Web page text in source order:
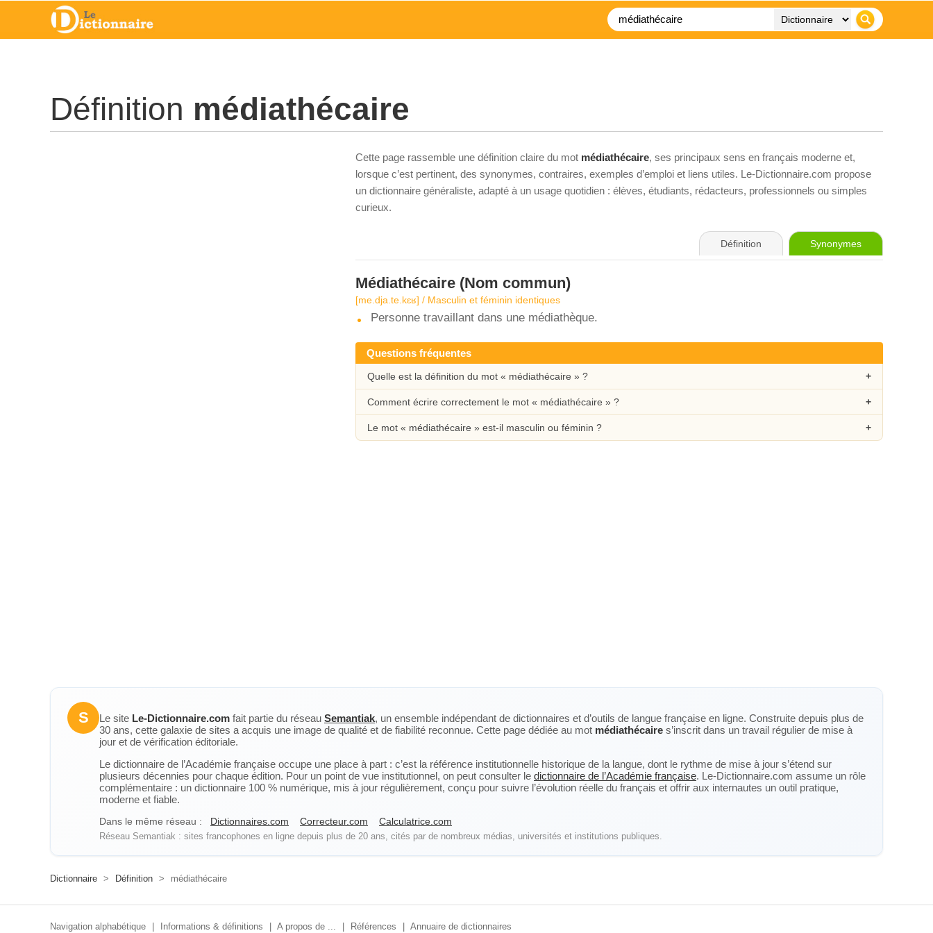
Définition médiathécaire
Cette page rassemble une définition claire du mot médiathécaire, ses principaux sens en français moderne et,
lorsque c’est pertinent, des synonymes, contraires, exemples d’emploi et liens utiles. Le-Dictionnaire.com propose
un dictionnaire généraliste, adapté à un usage quotidien : élèves, étudiants, rédacteurs, professionnels ou simples
curieux.
Définition Synonymes
Médiathécaire (Nom commun)
[me.dja.te.kɛʁ] / Masculin et féminin identiques
Personne travaillant dans une médiathèque.
Questions fréquentes
Quelle est la définition du mot « médiathécaire » ?
Comment écrire correctement le mot « médiathécaire » ?
Le mot « médiathécaire » est-il masculin ou féminin ?
S Le site Le-Dictionnaire.com fait partie du réseau Semantiak, un ensemble indépendant de dictionnaires et d’outils de langue française en ligne. Construite depuis plus de
30 ans, cette galaxie de sites a acquis une image de qualité et de fiabilité reconnue. Cette page dédiée au mot médiathécaire s’inscrit dans un travail régulier de mise à
jour et de vérification éditoriale.
Le dictionnaire de l’Académie française occupe une place à part : c’est la référence institutionnelle historique de la langue, dont le rythme de mise à jour s’étend sur
plusieurs décennies pour chaque édition. Pour un point de vue institutionnel, on peut consulter le dictionnaire de l’Académie française. Le-Dictionnaire.com assume un rôle
complémentaire : un dictionnaire 100 % numérique, mis à jour régulièrement, conçu pour suivre l’évolution réelle du français et offrir aux internautes un outil pratique,
moderne et fiable.
Dans le même réseau : Dictionnaires.com Correcteur.com Calculatrice.com
Réseau Semantiak : sites francophones en ligne depuis plus de 20 ans, cités par de nombreux médias, universités et institutions publiques.
Dictionnaire > Définition > médiathécaire
Navigation alphabétique Informations & définitions A propos de ... Références Annuaire de dictionnaires